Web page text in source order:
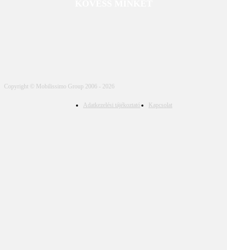
Copyright © Mobilissimo Group 2006 - 2026
Adatkezelési tájékoztató Kapcsolat